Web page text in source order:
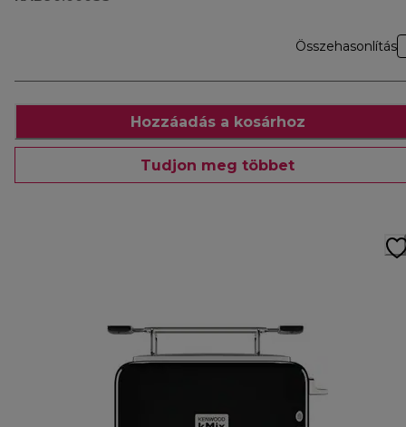
Összehasonlítás
Hozzáadás a kosárhoz
Tudjon meg többet